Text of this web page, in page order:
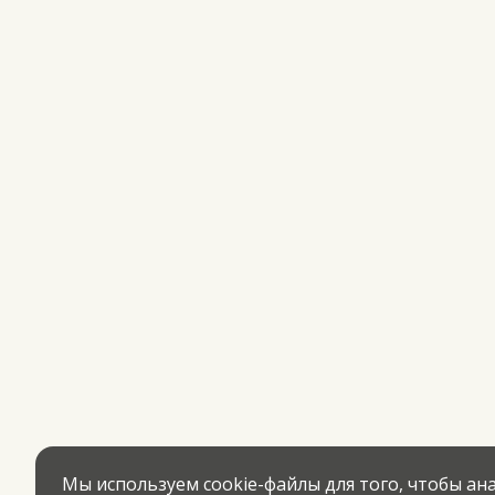
Мы используем cookie-файлы для того, чтобы